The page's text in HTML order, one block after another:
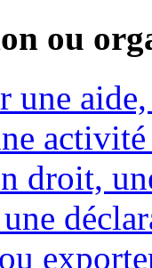
ou
une
droit,